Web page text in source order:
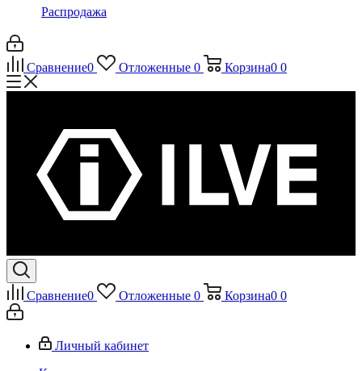
Распродажа
Сравнение0 Отложенные 0 Корзина0 0
Сравнение0 Отложенные 0 Корзина0 0
Личный кабинет